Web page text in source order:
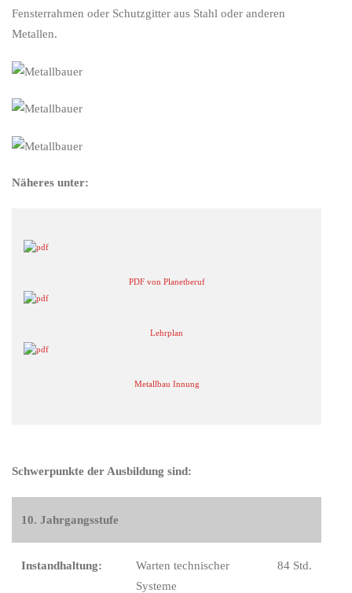
Fensterrahmen oder Schutzgitter aus Stahl oder anderen
Metallen.
Näheres unter:
PDF von Planetberuf
Lehrplan
Metallbau Innung
Schwerpunkte der Ausbildung sind:
10. Jahrgangsstufe
Instandhaltung:
Warten technischer
Systeme
84 Std.